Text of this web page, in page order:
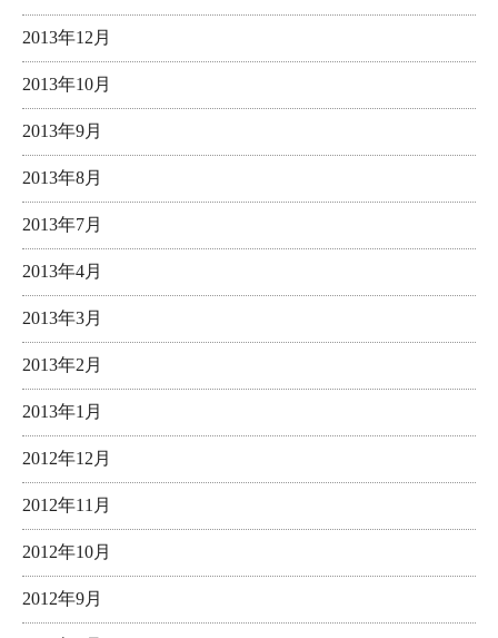
2013年12月
2013年10月
2013年9月
2013年8月
2013年7月
2013年4月
2013年3月
2013年2月
2013年1月
2012年12月
2012年11月
2012年10月
2012年9月